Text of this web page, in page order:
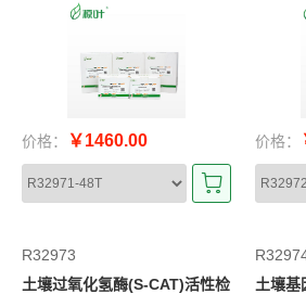
价格： ￥1460.00 价格：
R32973
土壤过氧化氢酶(S-CAT)活性检
土壤基